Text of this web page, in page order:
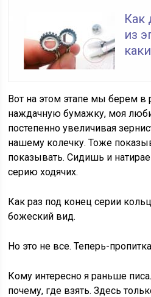
Как
из
Вот на этом этапе мы берем
наждачную бумажку, моя
постепенно увеличивая
нашему колечку. Тоже
показывать. Сидишь и
серию ходячих.
Как раз под конец серии
божеский вид.
Но это не все. Теперь-
Кому интересно я раньше
почему, где взять. Здесь